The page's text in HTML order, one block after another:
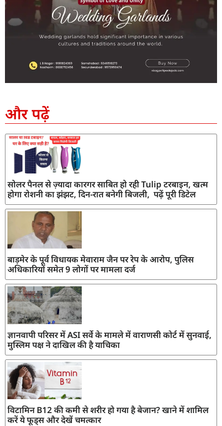
और पढ़ें
सोलर पैनल से ज़्यादा कारगर साबित हो रही Tulip टरबाइन, खत्म
होगा रोशनी का झंझट, दिन-रात बनेगी बिजली, पढ़ें पूरी डिटेल
बाड़मेर के पूर्व विधायक मेवाराम जैन पर रेप के आरोप, पुलिस
अधिकारियों समेत 9 लोगों पर मामला दर्ज
ज्ञानवापी परिसर में ASI सर्वे के मामले में वाराणसी कोर्ट में सुनवाई,
मुस्लिम पक्ष ने दाखिल की है याचिका
विटामिन B12 की कमी से शरीर हो गया है बेजान? खाने में शामिल
करें ये फूड्स और देखें चमत्कार